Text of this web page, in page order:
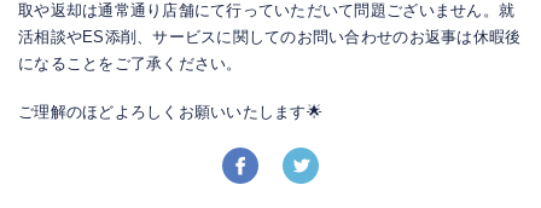
取や返却は通常通り店舗にて行っていただいて問題ございません。就
活相談やES添削、サービスに関してのお問い合わせのお返事は休暇後
になることをご了承ください。
ご理解のほどよろしくお願いいたします🌟